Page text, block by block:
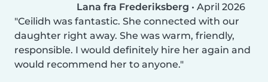
Lana fra Frederiksberg • April 2026
Ceilidh was fantastic. She connected with our
daughter right away. She was warm, friendly,
responsible. I would definitely hire her again and
would recommend her to anyone.